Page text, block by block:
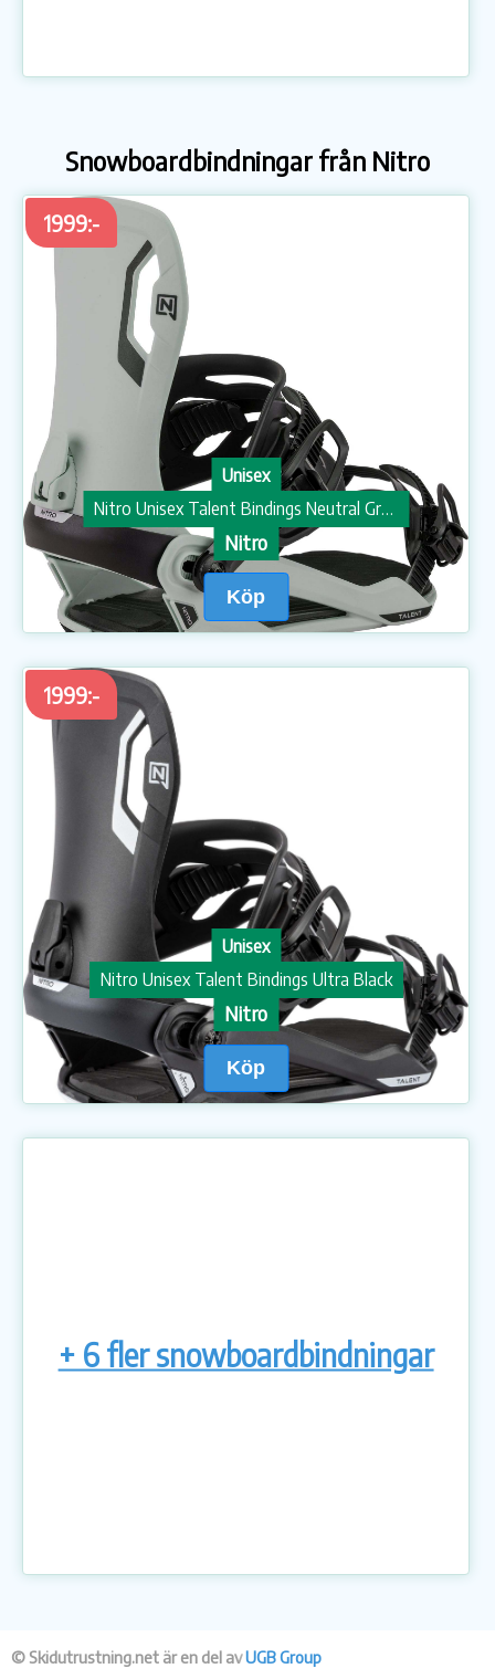
Snowboardbindningar från Nitro
1999:-
Unisex
Nitro Unisex Talent Bindings Neutral Gray
Nitro
Köp
1999:-
Unisex
Nitro Unisex Talent Bindings Ultra Black
Nitro
Köp
+ 6 fler snowboardbindningar
© Skidutrustning.net är en del avUGB Group